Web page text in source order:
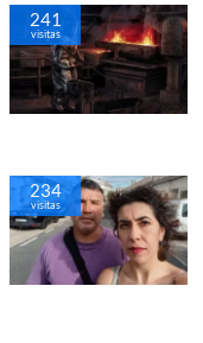
241
visitas
234
visitas